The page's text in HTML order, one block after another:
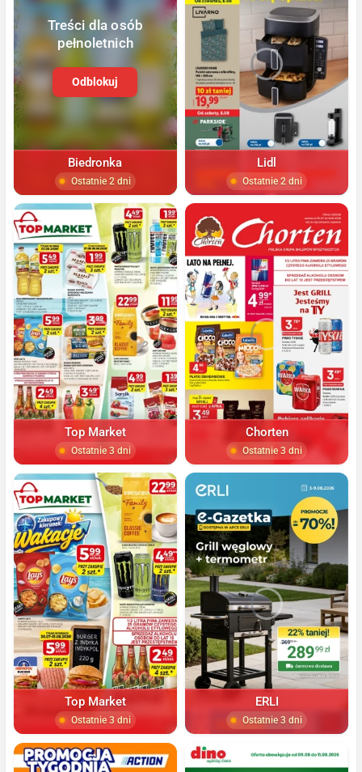
Treści dla osób
pełnoletnich
Odblokuj
Biedronka
Ostatnie 2 dni
Lidl
Ostatnie 2 dni
Top Market
Ostatnie 3 dni
Chorten
Ostatnie 3 dni
Top Market
Ostatnie 3 dni
ERLI
Ostatnie 3 dni